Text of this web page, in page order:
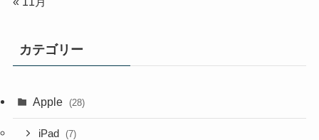
カテゴリー
Apple (28)
iPad (7)